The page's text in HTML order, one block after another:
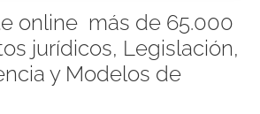
online más de 65.000
jurídicos, Legislación,
y Modelos de